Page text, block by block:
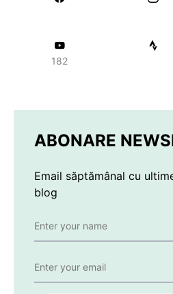
182
ABONARE
Email săptămânal cu
blog